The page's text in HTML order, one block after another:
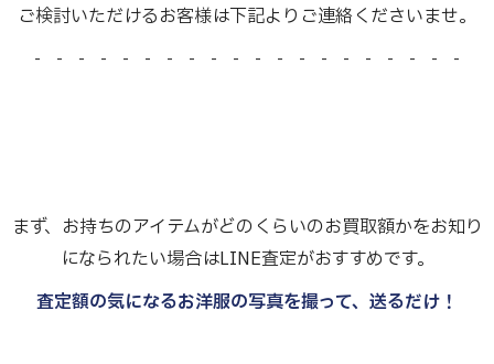
ご検討いただけるお客様は下記よりご連絡くださいませ。
- - - - - - - - - - - - - - - - - - - -
まず、お持ちのアイテムがどのくらいのお買取額かをお知り
になられたい場合はLINE査定がおすすめです。
査定額の気になるお洋服の写真を撮って、送るだけ！